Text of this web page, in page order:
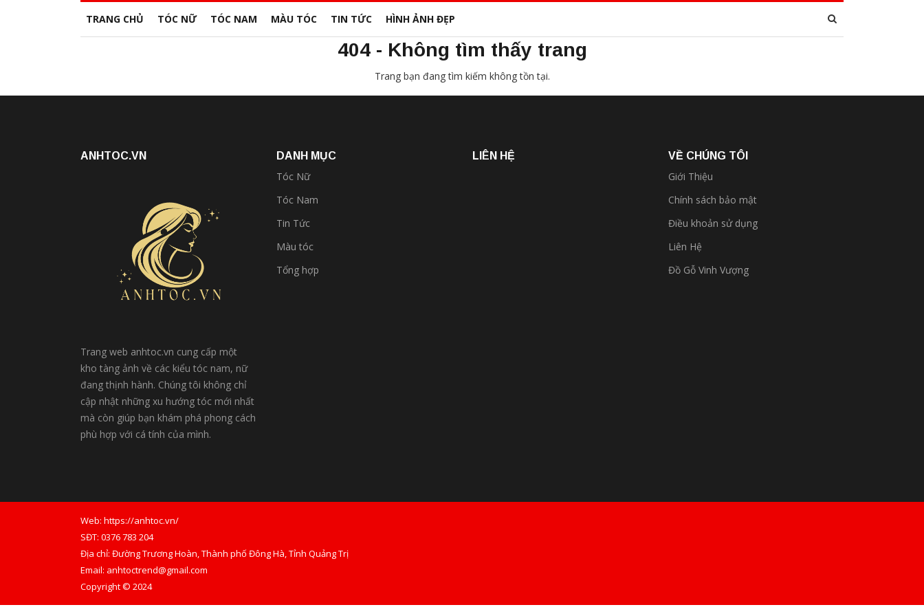
TRANG CHỦ TÓC NỮ TÓC NAM MÀU TÓC TIN TỨC HÌNH ẢNH ĐẸP
404 - Không tìm thấy trang
Trang bạn đang tìm kiếm không tồn tại.
ANHTOC.VN
Trang web anhtoc.vn cung cấp một
kho tàng ảnh về các kiểu tóc nam, nữ
đang thịnh hành. Chúng tôi không chỉ
cập nhật những xu hướng tóc mới nhất
mà còn giúp bạn khám phá phong cách
phù hợp với cá tính của mình.
DANH MỤC
Tóc Nữ
Tóc Nam
Tin Tức
Màu tóc
Tổng hợp
LIÊN HỆ VỀ CHÚNG TÔI
Giới Thiệu
Chính sách bảo mật
Điều khoản sử dụng
Liên Hệ
Đồ Gỗ Vinh Vượng
Web: https://anhtoc.vn/
SĐT: 0376 783 204
Địa chỉ: Đường Trương Hoàn, Thành phố Đông Hà, Tỉnh Quảng Trị
Email: anhtoctrend@gmail.com
Copyright © 2024